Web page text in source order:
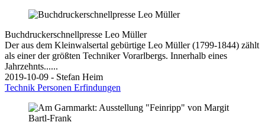
Buchdruckerschnellpresse Leo Müller
Der aus dem Kleinwalsertal gebürtige Leo Müller (1799-1844) zählt
als einer der größten Techniker Vorarlbergs. Innerhalb eines
Jahrzehnts......
2019-10-09 - Stefan Heim
Technik Personen Erfindungen